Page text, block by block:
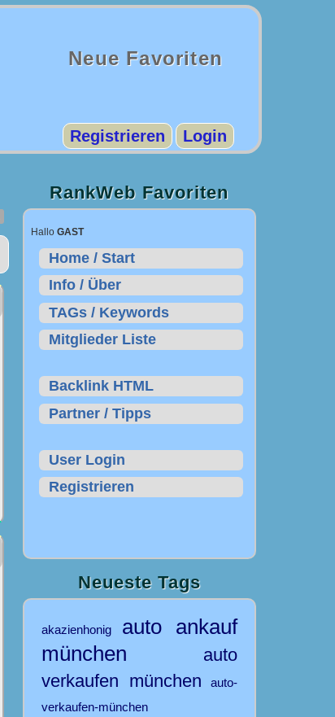
Neue Favoriten
Login
Registrieren
RankWeb Favoriten
Hallo GAST
Home / Start
Info / Über
TAGs / Keywords
Mitglieder Liste
Backlink HTML
Partner / Tipps
User Login
Registrieren
Neueste Tags
akazienhonig
auto ankauf
münchen
auto
verkaufen münchen
auto-
verkaufen-münchen